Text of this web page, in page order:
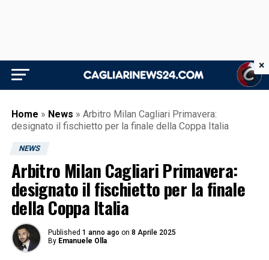
Home » News » Arbitro Milan Cagliari Primavera:
designato il fischietto per la finale della Coppa Italia
NEWS
Arbitro Milan Cagliari Primavera:
designato il fischietto per la finale
della Coppa Italia
Published 1 anno ago on 8 Aprile 2025
By Emanuele Olla
×